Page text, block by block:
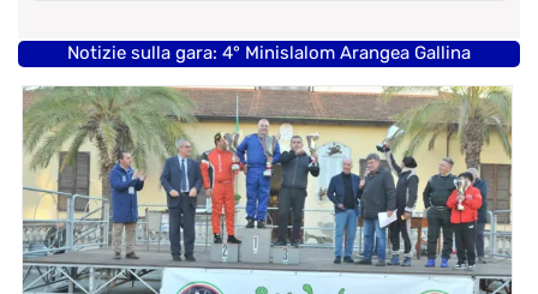
Notizie sulla gara: 4° Minislalom Arangea Gallina